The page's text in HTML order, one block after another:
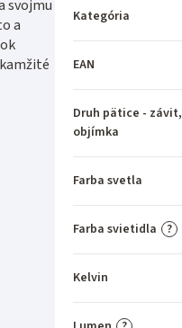
svojmu
a
Kategória
EAN
Druh pätice - závit,
objímka
Farba svetla
?
Farba svietidla
Kelvin